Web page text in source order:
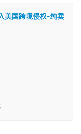
美国跨境侵权-纯卖